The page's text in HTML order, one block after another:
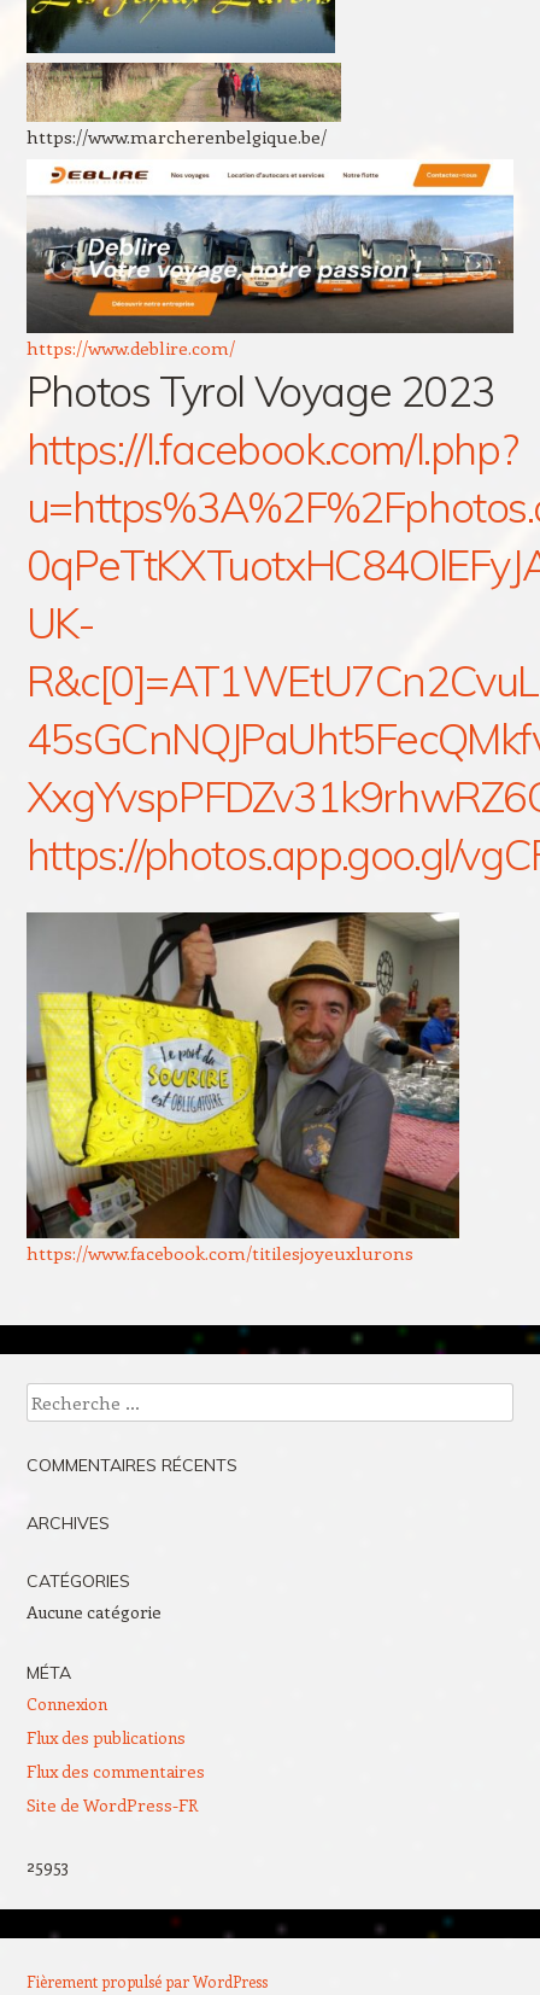
https://www.marcherenbelgique.be/
https://www.deblire.com/
Photos Tyrol Voyage 2023
https://l.facebook.com/l.php?
UK-
https://photos.app.goo.gl/
https://www.facebook.com/titilesjoyeuxlurons
Recherche
COMMENTAIRES RÉCENTS
ARCHIVES
CATÉGORIES
Aucune catégorie
MÉTA
Connexion
Flux des publications
Flux des commentaires
Site de WordPress-FR
25953
Fièrement propulsé par WordPress